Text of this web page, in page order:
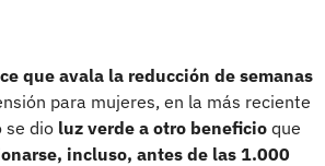
que avala la reducción de semanas
para mujeres, en la más reciente
se dio luz verde a otro beneficio que
incluso, antes de las 1.000